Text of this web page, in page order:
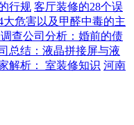
行规 客厅装修的28个误
大危害以及甲醛中毒的主
查公司分析：婚前的债
总结：液晶拼接屏与液
解析： 室装修知识 河南